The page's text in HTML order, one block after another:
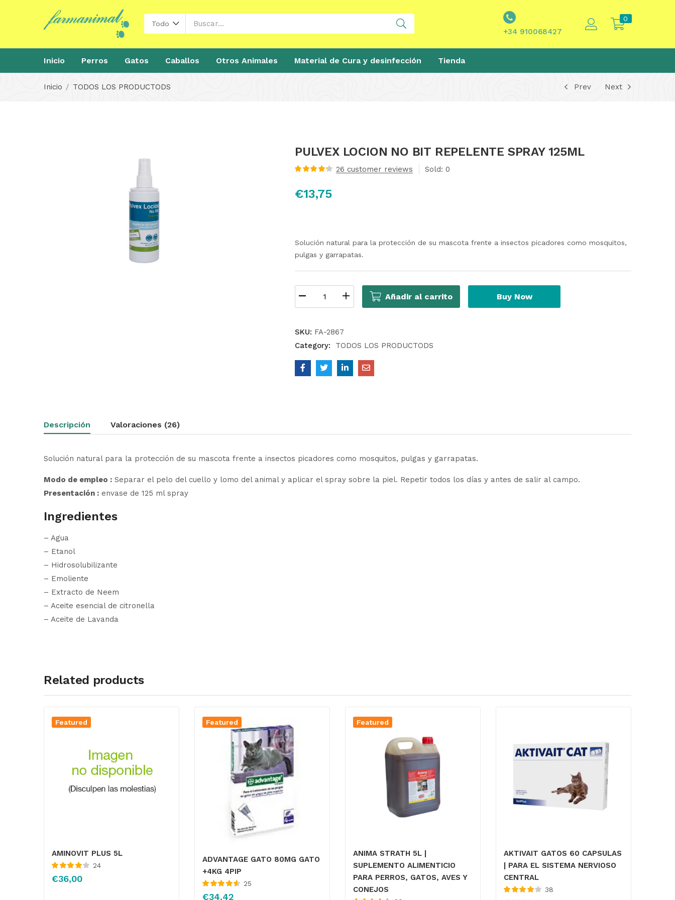
Todo
+34 910068427
0
Inicio Perros Gatos Caballos Otros Animales Material de Cura y desinfección Tienda
Inicio TODOS LOS PRODUCTODS Prev Next
PULVEX LOCION NO BIT REPELENTE SPRAY 125ML
5 en base
a
26 customer reviews Sold: 0
€13,75
Solución natural para la protección de su mascota frente a insectos picadores como mosquitos,
pulgas y garrapatas.
Añadir al carrito Buy Now
SKU: FA-2867
Category:
TODOS LOS PRODUCTODS
Descripción Valoraciones (26)
Solución natural para la protección de su mascota frente a insectos picadores como mosquitos, pulgas y garrapatas.
Modo de empleo : Separar el pelo del cuello y lomo del animal y aplicar el spray sobre la piel. Repetir todos los días y antes de salir al campo.
Presentación : envase de 125 ml spray
Ingredientes
– Agua
– Etanol
– Hidrosolubilizante
– Emoliente
– Extracto de Neem
– Aceite esencial de citronella
– Aceite de Lavanda
Related products
Featured
AMINOVIT PLUS 5L
con4.04
24
€36,00
Featured
ADVANTAGE GATO 80MG GATO
+4KG 4PIP
25
€34,42
Featured
ANIMA STRATH 5L |
SUPLEMENTO ALIMENTICIO
PARA PERROS, GATOS, AVES Y
CONEJOS
AKTIVAIT GATOS 60 CAPSULAS
| PARA EL SISTEMA NERVIOSO
CENTRAL
38